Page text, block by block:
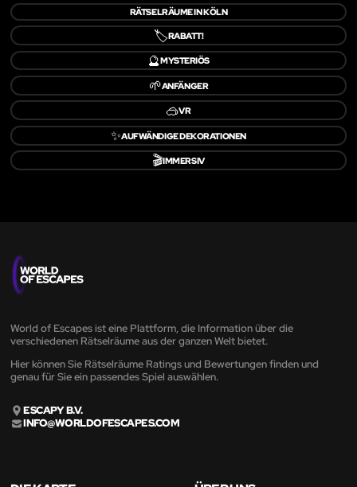
RÄTSELRÄUME IN KÖLN
🏷️RABATT!
🔮MYSTERIÖS
🌱ANFÄNGER
🥽VR
✨AUFWÄNDIGE DEKORATIONEN
🎬IMMERSIV
World of Escapes ist eine Plattform, die Information über die
verschiedenen Rätselräume aus der ganzen Welt bietet.
Hier können Sie Rätselräume Ratings und Bewertungen finden und
genau für Sie ein passendes Spiel auswählen.
ESCAPY B.V.
INFO@WORLDOFESCAPES.COM